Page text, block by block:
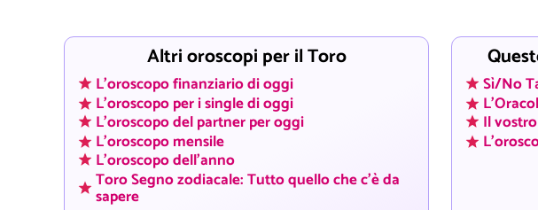
Altri oroscopi per il Toro
L'oroscopo finanziario di oggi
L'oroscopo per i single di oggi
L'oroscopo del partner per oggi
L'oroscopo mensile
L'oroscopo dell'anno
Toro Segno zodiacale: Tutto quello che c'è da
sapere
Sì/No
Il